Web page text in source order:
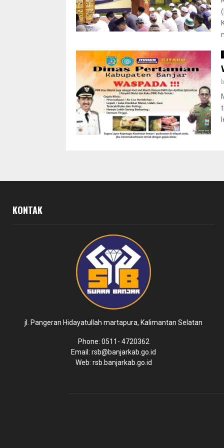
KONTAK
jl. Pangeran Hidayatullah martapura, Kalimantan Selatan
Phone: 0511- 4720362
Email: rsb@banjarkab.go.id
Web: rsb.banjarkab.go.id